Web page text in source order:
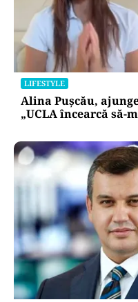
LIFESTYLE
Alina Pușcău,
„UCLA încearcă să-